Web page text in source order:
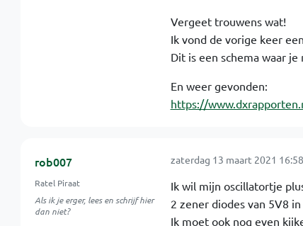
Vergeet trouwens wat!
Ik vond de vorige keer
Dit is een schema waar
En weer gevonden:
https://
rob007
Ratel Piraat
Als ik je erger, lees en schrijf hier
dan niet?
zaterdag 13 maart 2021
Ik wil mijn oscillatortje
2 zener diodes van 5V8
Ik moet ook nog even